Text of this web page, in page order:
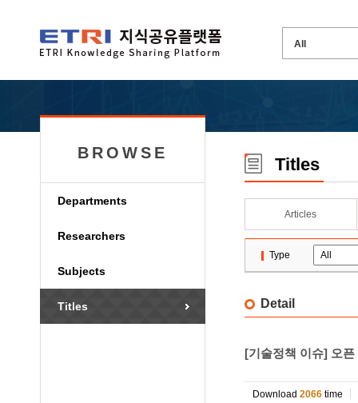
BROWSE
Departments
Researchers
Subjects
Titles
Titles
Articles
Type
Detail
[기술정책 이슈] 오
Download 2066 time